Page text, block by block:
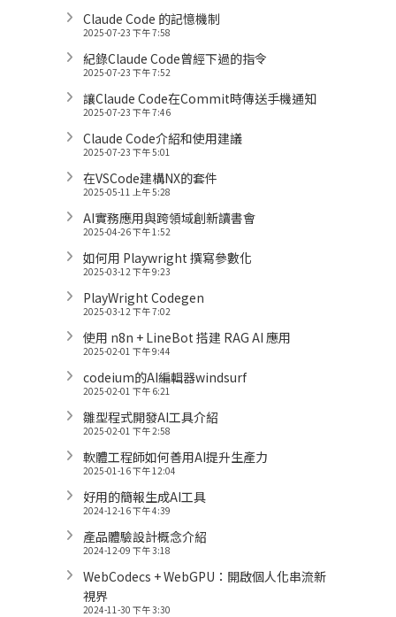
Claude Code 的記憶機制
2025-07-23 下午 7:58
紀錄Claude Code曾經下過的指令
2025-07-23 下午 7:52
讓Claude Code在Commit時傳送手機通知
2025-07-23 下午 7:46
Claude Code介紹和使用建議
2025-07-23 下午 5:01
在VSCode建構NX的套件
2025-05-11 上午 5:28
AI實務應用與跨領域創新讀書會
2025-04-26 下午 1:52
如何用 Playwright 撰寫參數化
2025-03-12 下午 9:23
PlayWright Codegen
2025-03-12 下午 7:02
使用 n8n + LineBot 搭建 RAG AI 應用
2025-02-01 下午 9:44
codeium的AI編輯器windsurf
2025-02-01 下午 6:21
雛型程式開發AI工具介紹
2025-02-01 下午 2:58
軟體工程師如何善用AI提升生產力
2025-01-16 下午 12:04
好用的簡報生成AI工具
2024-12-16 下午 4:39
產品體驗設計概念介紹
2024-12-09 下午 3:18
WebCodecs + WebGPU：開啟個人化串流新
視界
2024-11-30 下午 3:30